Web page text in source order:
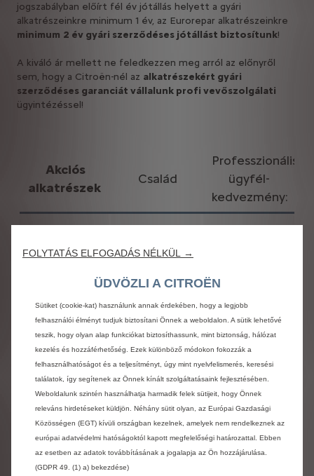
jogszabályban előírt fél év jótállás helyett a gyári
alkatrészeinkre minimum 1 év, az Eurorepar alkatrészeinkre
minimum 2 év gyári szerződéses jótállást biztosítunk!
A kiváló ár mellett ne feledkezzen meg arról az előnyről
sem, hogy a Citroën-nél az alkatrészekért gyári
szerződéses garanciát vállalunk profi vevőszolgálati
ügyintézéssel!
Akciós
alkatrészek
Család
Professzionális
ügyfél-
kedvezmény:
generátor
00350
EUROREPAR
Generátor
Peugeot
modellekhez
00392 10%
EUROREPAR
önindító
multimárkás
cikkszámokkal
00437 10%
FOLYTATÁS ELFOGADÁS NÉLKÜL →
ÜDVÖZLI A CITROËN
Sütiket (cookie-kat) használunk annak érdekében, hogy a legjobb
felhasználói élményt tudjuk biztosítani Önnek a weboldalon. A sütik lehetővé
teszik, hogy olyan alap funkciókat biztosíthassunk, mint biztonság, hálózat
kezelés és hozzáférhetőség. Ezek különböző módokon fokozzák a
felhasználhatóságot és a teljesítményt, úgy mint nyelvfelismerés, keresési
találatok, így segítenek az Önnek kínált szolgáltatásaink fejlesztésében.
Weboldalunk szintén használhatja harmadik felek sütijeit, hogy Önnek
releváns hirdetéseket küldjön. Néhány sütit olyan, az Európai Gazdasági
Közösségen (EGT) kívüli országban kezelnek, amelyek nem rendelkeznek az
európai adatvédelmi hatóságoktól kapott megfelelőségi határozattal. Ebben
az esetben az adatok továbbításának a jogalapja az Ön hozzájárulása.
(GDPR 49. (1) a) bekezdése)